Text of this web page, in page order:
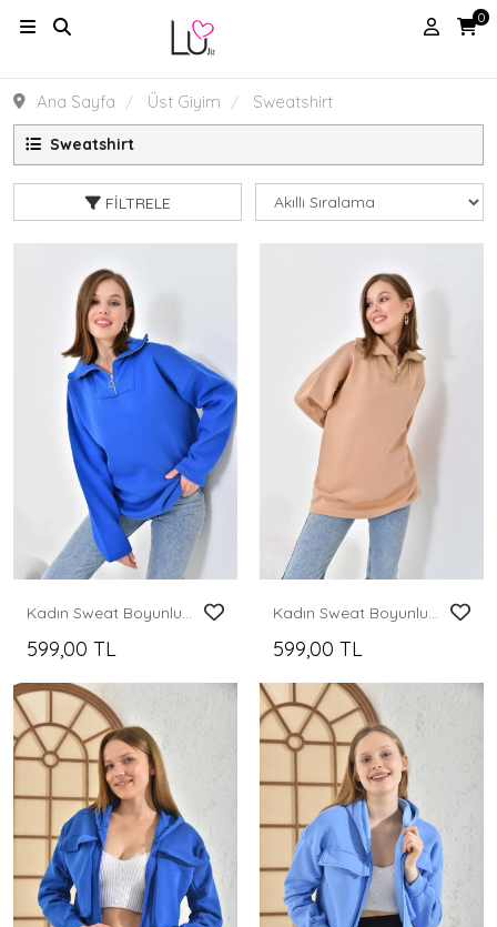
0
Ana Sayfa Üst Giyim Sweatshirt
Sweatshirt
FILTRELE
Kadın Sweat Boyunlu ve Yakası Fermuarlı Şardonlu Sweat Mavi - D007
599,00 TL
Kadın Sweat Boyunlu ve Yakası Fermuarlı Şardonlu Sweat Kahve - D007
599,00 TL